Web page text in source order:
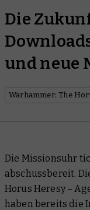
Die
und neue
Warhammer: The
Die Missionsuhr
abschussbereit.
Horus Heresy –
haben bereits die